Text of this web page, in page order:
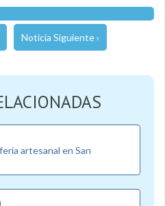
Noticia Siguiente ›
artesanal en San